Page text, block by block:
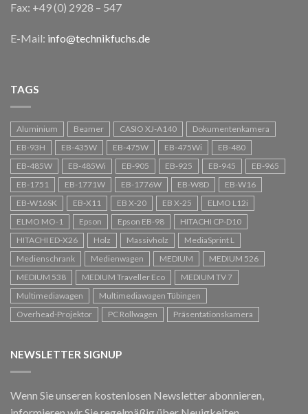
Fax: +49 (0) 2928 – 547
E-Mail: info@technikfuchs.de
TAGS
Aluminium Beamer CASIO XJ-A140
Dokumentenkamera
EB-93H
EB-435W EB-475W EB-475Wi
EB-480
EB-485W
EB-485Wi EB-905 EB-925 EB-945
EB-965
EB-1751
EB-1771W EB-1776W EB-W8D
EB-W16
EB-W16SK
EB-X11 EB X-20 EB X-25
ELMO L12i
ELMO MO-1
Epson Epson EB-98
HITACHI CP-D10
HITACHI ED-X26
Holz Massivholz
MediaSprint L
Medienschrank
Medienwagen MEDIUM
MEDIUM 526
MEDIUM 538
MEDIUM Traveller Eco
MEDIUM TV 7
Multimediawagen
Multimediawagen Tübingen
Overhead-Projektor
PC Rollwagen Präsentationskamera
NEWSLETTER SIGNUP
Wenn Sie unseren kostenlosen Newsletter abonnieren,